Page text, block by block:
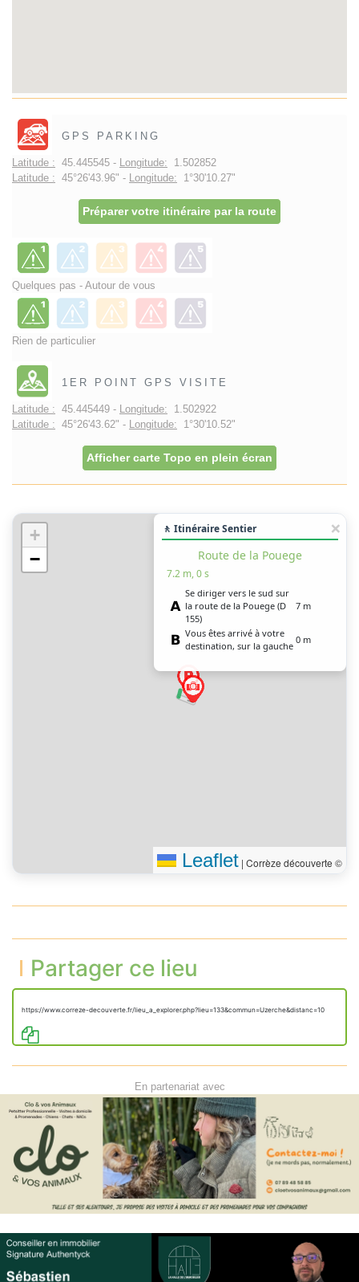
GPS PARKING
Latitude : 45.445545 - Longitude: 1.502852
Latitude : 45°26'43.96" - Longitude: 1°30'10.27"
Préparer votre itinéraire par la route
Quelques pas - Autour de vous
Rien de particulier
1ER POINT GPS VISITE
Latitude : 45.445449 - Longitude: 1.502922
Latitude : 45°26'43.62" - Longitude: 1°30'10.52"
Afficher carte Topo en plein écran
+
−
🚶 Itinéraire Sentier
Route de la Pouege
7.2 m, 0 s
Se diriger vers le sud sur
la route de la Pouege (D
155)
7 m
Vous êtes arrivé à votre
destination, sur la gauche
0 m
Leaflet | Corrèze découverte ©
Partager ce lieu
https://www.correze-decouverte.fr/lieu_a_explorer.php?lieu=133&commun=Uzerche&distanc=10
En partenariat avec